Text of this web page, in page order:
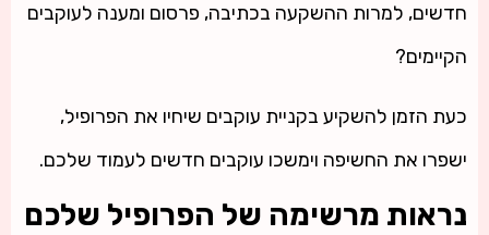
חדשים, למרות ההשקעה בכתיבה, פרסום ומענה לעוקבים
הקיימים?
כעת הזמן להשקיע בקניית עוקבים שיחיו את הפרופיל,
ישפרו את החשיפה וימשכו עוקבים חדשים לעמוד שלכם.
נראות מרשימה של הפרופיל שלכם